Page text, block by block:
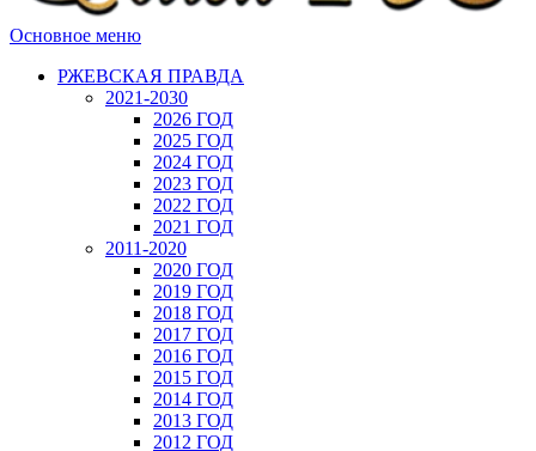
Основное меню
РЖЕВСКАЯ ПРАВДА
2021-2030
2026 ГОД
2025 ГОД
2024 ГОД
2023 ГОД
2022 ГОД
2021 ГОД
2011-2020
2020 ГОД
2019 ГОД
2018 ГОД
2017 ГОД
2016 ГОД
2015 ГОД
2014 ГОД
2013 ГОД
2012 ГОД